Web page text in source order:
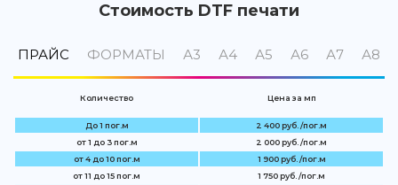
Стоимость DTF печати
ПРАЙС ФОРМАТЫ А3 А4 А5 А6 А7 А8
Количество Цена за мп
До 1 пог.м
2 400 руб. /пог.м
от 1 до 3 пог.м
2 000 руб. /пог.м
от 4 до 10 пог.м
1 900 руб. /пог.м
от 11 до 15 пог.м
1 750 руб. /пог.м